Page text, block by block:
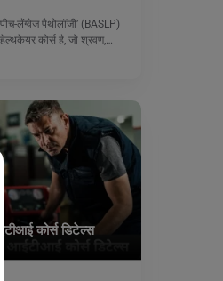
लैंग्वेज पैथोलॉजी’ (BASLP)
कोर्स है, जो श्रवण,…
कोर्स डिटेल्स